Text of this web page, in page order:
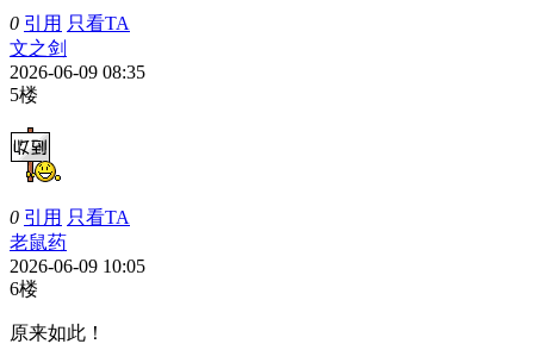
0 引用 只看TA
文之剑
2026-06-09 08:35
5楼
0 引用 只看TA
老鼠药
2026-06-09 10:05
6楼
原来如此！